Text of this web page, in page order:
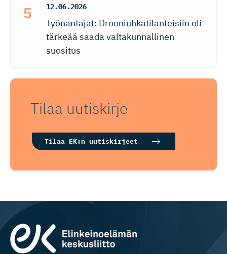
12.06.2026
Työnantajat: Drooniuhkatilanteisiin oli
tärkeää saada valtakunnallinen
suositus
Tilaa uutiskirje
Tilaa EK:n uutiskirjeet